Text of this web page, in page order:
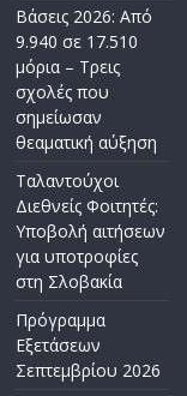
Βάσεις 2026: Από
9.940 σε 17.510
μόρια – Τρεις
σχολές που
σημείωσαν
θεαματική αύξηση
Ταλαντούχοι
Διεθνείς Φοιτητές:
Υποβολή αιτήσεων
για υποτροφίες
στη Σλοβακία
Πρόγραμμα
Εξετάσεων
Σεπτεμβρίου 2026